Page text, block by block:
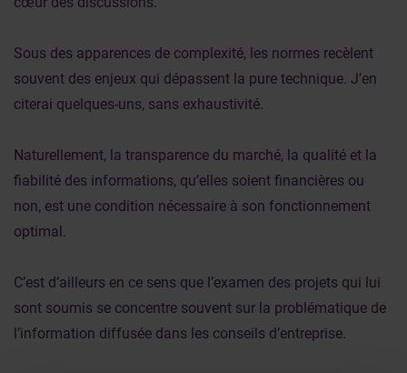
Sous des apparences de complexité, les normes recèlent
souvent des enjeux qui dépassent la pure technique. J’en
citerai quelques-uns, sans exhaustivité.
Naturellement, la transparence du marché, la qualité et la
fiabilité des informations, qu’elles soient financières ou
non, est une condition nécessaire à son fonctionnement
optimal.
C’est d’ailleurs en ce sens que l’examen des projets qui lui
sont soumis se concentre souvent sur la problématique de
l’information diffusée dans les conseils d’entreprise.